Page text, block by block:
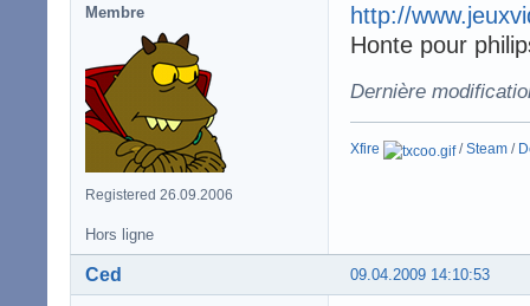
Membre
Registered 26.09.2006
http://
Honte pour
Dernière
Xfire /Steam /
Hors ligne
09.04.2009 14:10:53
Ced